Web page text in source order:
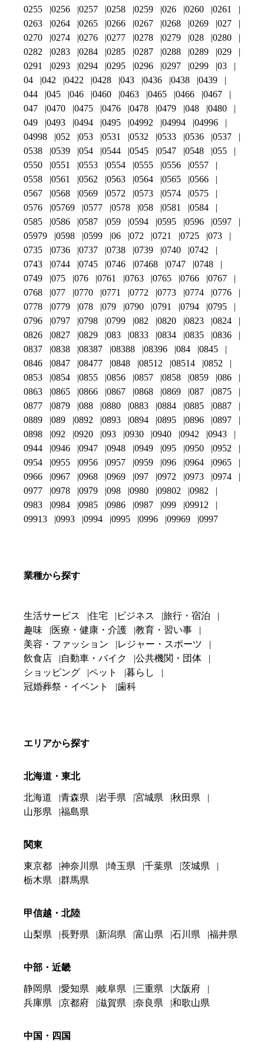
0255
0256 0257 0258 0259 026 0260
0261
0263
0264 0265 0266 0267 0268 0269
027
0270
0274 0276 0277 0278 0279 028
0280
0282
0283 0284 0285 0287 0288 0289
029
0291
0293 0294 0295 0296 0297 0299
03
04
042 0422 0428 043 0436 0438
0439
044
045 046 0460 0463 0465 0466
0467
047
0470 0475 0476 0478 0479 048
0480
049
0493 0494 0495 04992 04994
04996
04998
052 053 0531 0532 0533 0536
0537
0538
0539 054 0544 0545 0547 0548
055
0550
0551 0553 0554 0555 0556
0557
0558
0561 0562 0563 0564 0565
0566
0567
0568 0569 0572 0573 0574
0575
0576
05769 0577 0578 058 0581
0584
0585
0586 0587 059 0594 0595 0596
0597
05979
0598 0599 06 072 0721 0725
073
0735
0736 0737 0738 0739 0740
0742
0743
0744 0745 0746 07468 0747
0748
0749
075 076 0761 0763 0765 0766
0767
0768
077 0770 0771 0772 0773 0774
0776
0778
0779 078 079 0790 0791 0794
0795
0796
0797 0798 0799 082 0820 0823
0824
0826
0827 0829 083 0833 0834 0835
0836
0837
0838 08387 08388 08396 084
0845
0846
0847 08477 0848 08512 08514
0852
0853
0854 0855 0856 0857 0858 0859
086
0863
0865 0866 0867 0868 0869 087
0875
0877
0879 088 0880 0883 0884 0885
0887
0889
089 0892 0893 0894 0895 0896
0897
0898
092 0920 093 0930 0940 0942
0943
0944
0946 0947 0948 0949 095 0950
0952
0954
0955 0956 0957 0959 096 0964
0965
0966
0967 0968 0969 097 0972 0973
0974
0977
0978 0979 098 0980 09802
0982
0983
0984 0985 0986 0987 099
09912
09913
0993 0994 0995 0996 09969 0997
業種から探す
生活サービス 住宅 ビジネス
旅行・宿泊
趣味
医療・健康・介護
教育・習い事
美容・ファッション
レジャー・スポーツ
飲食店
自動車・バイク
公共機関・団体
ショッピング
ペット
暮らし
冠婚葬祭・イベント
歯科
エリアから探す
北海道・東北
北海道 青森県 岩手県 宮城県
秋田県
山形県
福島県
関東
東京都 神奈川県 埼玉県 千葉県
茨城県
栃木県
群馬県
甲信越・北陸
山梨県 長野県 新潟県 富山県 石川県 福井県
中部・近畿
静岡県 愛知県 岐阜県 三重県
大阪府
兵庫県
京都府 滋賀県 奈良県 和歌山県
中国・四国